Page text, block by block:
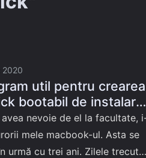
2020
util pentru crearea
bootabil de instalare
X în Windows
avea nevoie de el la facultate,
mele macbook-ul. Asta se
urmă cu trei ani. Zilele trecute,